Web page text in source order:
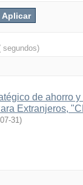
segundos)
de ahorro
Extranjeros,
31)